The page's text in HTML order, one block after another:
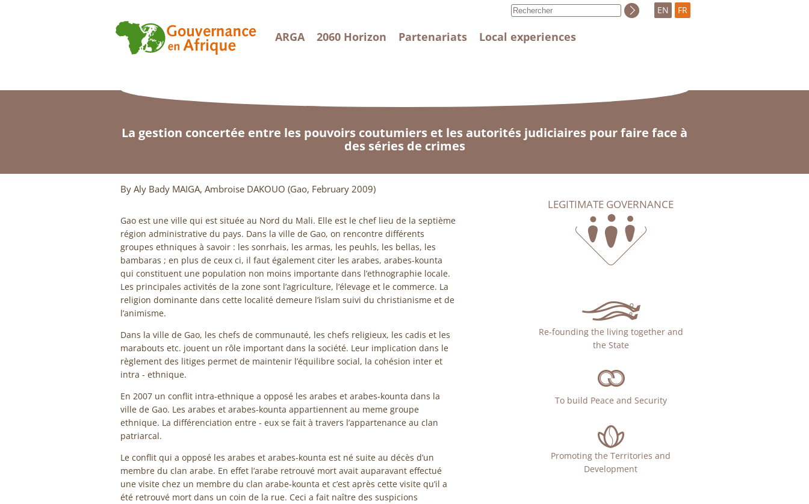
ARGA 2060 Horizon Partenariats Local experiences
EN FR
La gestion concertée entre les pouvoirs coutumiers et les autorités judiciaires pour faire face à
des séries de crimes
By Aly Bady MAIGA, Ambroise DAKOUO (Gao, February 2009)
Gao est une ville qui est située au Nord du Mali. Elle est le chef lieu de la septième
région administrative du pays. Dans la ville de Gao, on rencontre différents
groupes ethniques à savoir : les sonrhais, les armas, les peuhls, les bellas, les
bambaras ; en plus de ceux ci, il faut également citer les arabes, arabes-kounta
qui constituent une population non moins importante dans l’ethnographie locale.
Les principales activités de la zone sont l’agriculture, l’élevage et le commerce. La
religion dominante dans cette localité demeure l’islam suivi du christianisme et de
l’animisme.
Dans la ville de Gao, les chefs de communauté, les chefs religieux, les cadis et les
marabouts etc. jouent un rôle important dans la société. Leur implication dans le
règlement des litiges permet de maintenir l’équilibre social, la cohésion inter et
intra - ethnique.
En 2007 un conflit intra-ethnique a opposé les arabes et arabes-kounta dans la
ville de Gao. Les arabes et arabes-kounta appartiennent au meme groupe
ethnique. La différenciation entre - eux se fait à travers l’appartenance au clan
patriarcal.
Le conflit qui a opposé les arabes et arabes-kounta est né suite au décès d’un
membre du clan arabe. En effet l’arabe retrouvé mort avait auparavant effectué
une visite chez un membre du clan arabe-kounta et c’est après cette visite qu’il a
été retrouvé mort dans un coin de la rue. Ceci a fait naître des suspicions
LEGITIMATE GOVERNANCE
Re-founding the living together and
the State
To build Peace and Security
Promoting the Territories and
Development